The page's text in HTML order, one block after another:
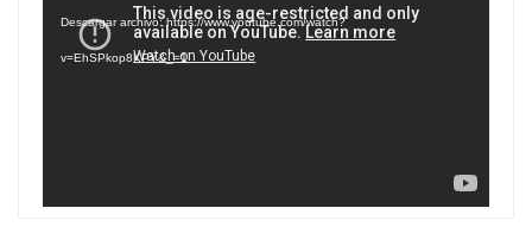
vídeo
Descargar archivo: https://www.youtube.com/watch?
v=EhSPkop8KPY&_=1